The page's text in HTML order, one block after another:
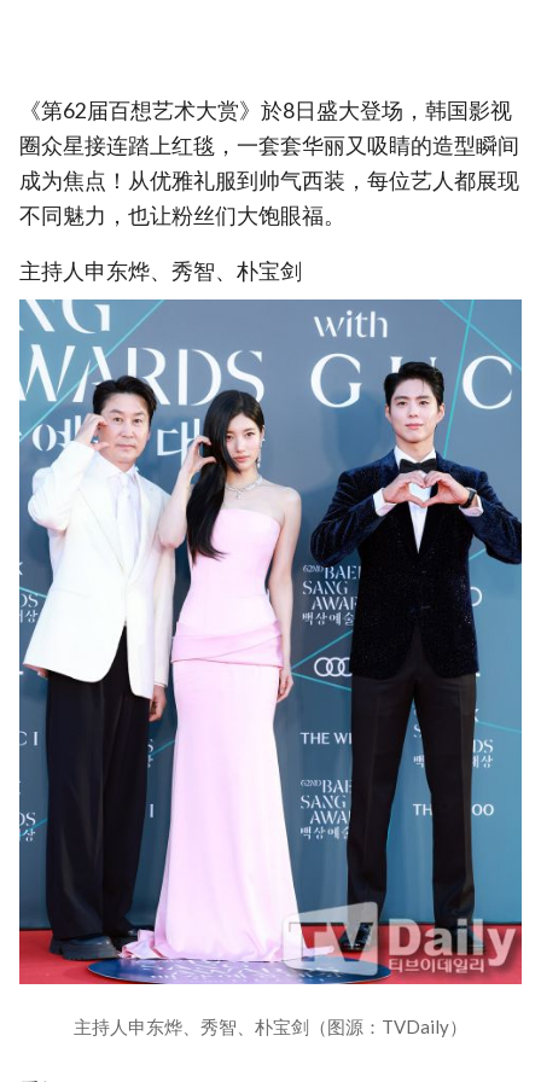
《第62届百想艺术大赏》於8日盛大登场，韩国影视
圈众星接连踏上红毯，一套套华丽又吸睛的造型瞬间
成为焦点！从优雅礼服到帅气西装，每位艺人都展现
不同魅力，也让粉丝们大饱眼福。
主持人申东烨、秀智、朴宝剑
主持人申东烨、秀智、朴宝剑（图源：TVDaily）